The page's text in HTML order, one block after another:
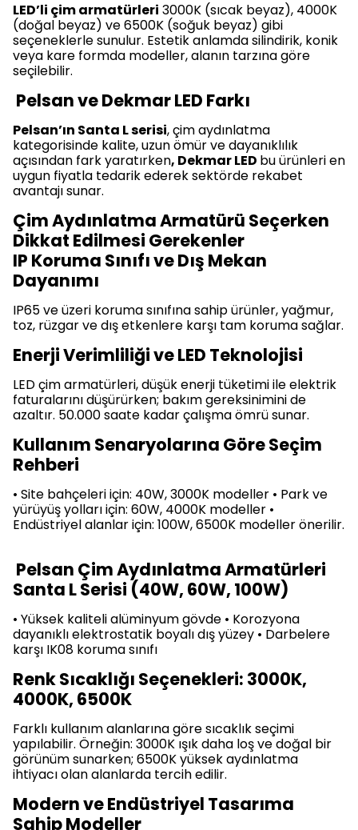
LED’li çim armatürleri 3000K (sıcak beyaz), 4000K
(doğal beyaz) ve 6500K (soğuk beyaz) gibi
seçeneklerle sunulur. Estetik anlamda silindirik, konik
veya kare formda modeller, alanın tarzına göre
seçilebilir.
Pelsan ve Dekmar LED Farkı
Pelsan’ın Santa L serisi, çim aydınlatma
kategorisinde kalite, uzun ömür ve dayanıklılık
açısından fark yaratırken, Dekmar LED bu ürünleri en
uygun fiyatla tedarik ederek sektörde rekabet
avantajı sunar.
Çim Aydınlatma Armatürü Seçerken
Dikkat Edilmesi Gerekenler
IP Koruma Sınıfı ve Dış Mekan
Dayanımı
IP65 ve üzeri koruma sınıfına sahip ürünler, yağmur,
toz, rüzgar ve dış etkenlere karşı tam koruma sağlar.
Enerji Verimliliği ve LED Teknolojisi
LED çim armatürleri, düşük enerji tüketimi ile elektrik
faturalarını düşürürken; bakım gereksinimini de
azaltır. 50.000 saate kadar çalışma ömrü sunar.
Kullanım Senaryolarına Göre Seçim
Rehberi
• Site bahçeleri için: 40W, 3000K modeller • Park ve
yürüyüş yolları için: 60W, 4000K modeller •
Endüstriyel alanlar için: 100W, 6500K modeller önerilir.
Pelsan Çim Aydınlatma Armatürleri
Santa L Serisi (40W, 60W, 100W)
• Yüksek kaliteli alüminyum gövde • Korozyona
dayanıklı elektrostatik boyalı dış yüzey • Darbelere
karşı IK08 koruma sınıfı
Renk Sıcaklığı Seçenekleri: 3000K,
4000K, 6500K
Farklı kullanım alanlarına göre sıcaklık seçimi
yapılabilir. Örneğin: 3000K ışık daha loş ve doğal bir
görünüm sunarken; 6500K yüksek aydınlatma
ihtiyacı olan alanlarda tercih edilir.
Modern ve Endüstriyel Tasarıma
Sahip Modeller